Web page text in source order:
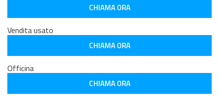
CHIAMA ORA
Vendita usato
CHIAMA ORA
Officina
CHIAMA ORA